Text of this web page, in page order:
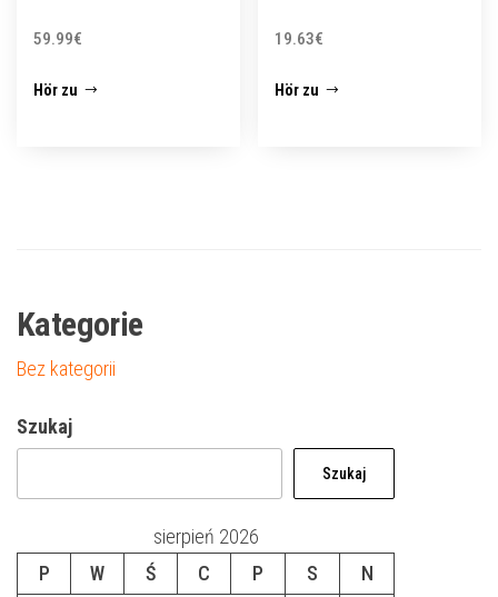
59.99€
Hör zu
19.63€
Hör zu
Kategorie
Bez kategorii
Szukaj
Szukaj
sierpień 2026
P
W Ś C P S N